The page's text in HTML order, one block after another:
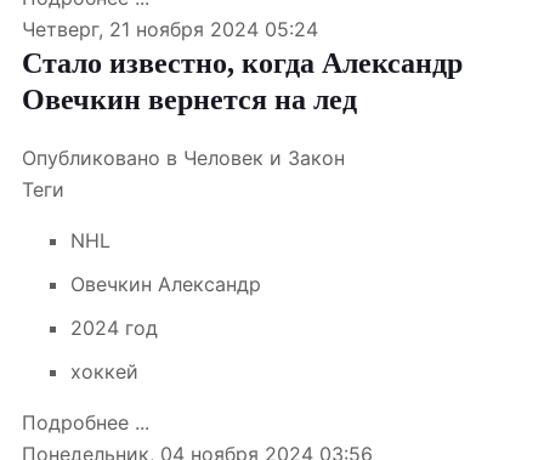
Четверг, 21 ноября 2024 05:24
Стало известно, когда Александр
Овечкин вернется на лед
Опубликовано в Человек и Закон
Теги
NHL
Овечкин Александр
2024 год
хоккей
Подробнее ...
Понедельник, 04 ноября 2024 03:56